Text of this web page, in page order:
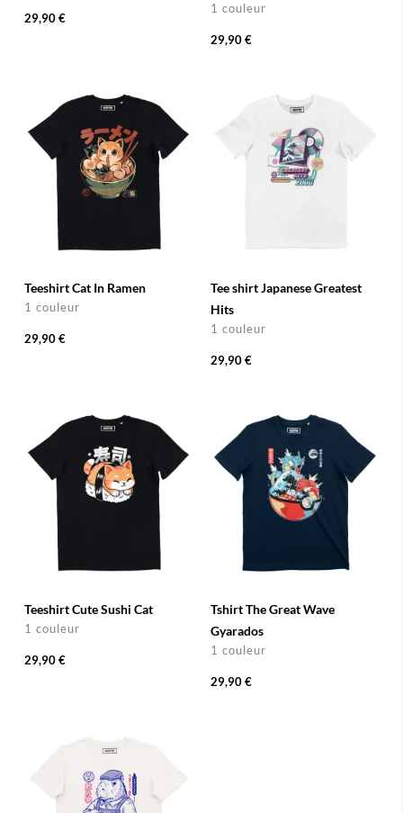
29,90 €
1 couleur
29,90 €
Teeshirt Cat In Ramen
1 couleur
29,90 €
Tee shirt Japanese Greatest
Hits
1 couleur
29,90 €
Teeshirt Cute Sushi Cat
1 couleur
29,90 €
Tshirt The Great Wave
Gyarados
1 couleur
29,90 €